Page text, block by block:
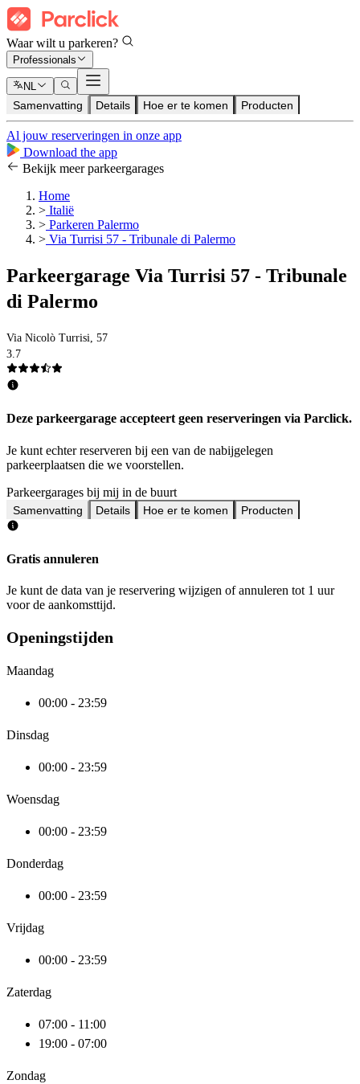
Waar wilt u parkeren?
Professionals
NL
Samenvatting Details Hoe er te komen Producten
Al jouw reserveringen in onze app
Download the app
Bekijk meer parkeergarages
Home
> Italië
> Parkeren Palermo
> Via Turrisi 57 - Tribunale di Palermo
Parkeergarage Via Turrisi 57 - Tribunale
di Palermo
Via Nicolò Turrisi, 57
3.7
Deze parkeergarage accepteert geen reserveringen via Parclick.
Je kunt echter reserveren bij een van de nabijgelegen
parkeerplaatsen die we voorstellen.
Parkeergarages bij mij in de buurt
Samenvatting Details Hoe er te komen Producten
Gratis annuleren
Je kunt de data van je reservering wijzigen of annuleren tot 1 uur
voor de aankomsttijd.
Openingstijden
Maandag
00:00 - 23:59
Dinsdag
00:00 - 23:59
Woensdag
00:00 - 23:59
Donderdag
00:00 - 23:59
Vrijdag
00:00 - 23:59
Zaterdag
07:00 - 11:00
19:00 - 07:00
Zondag